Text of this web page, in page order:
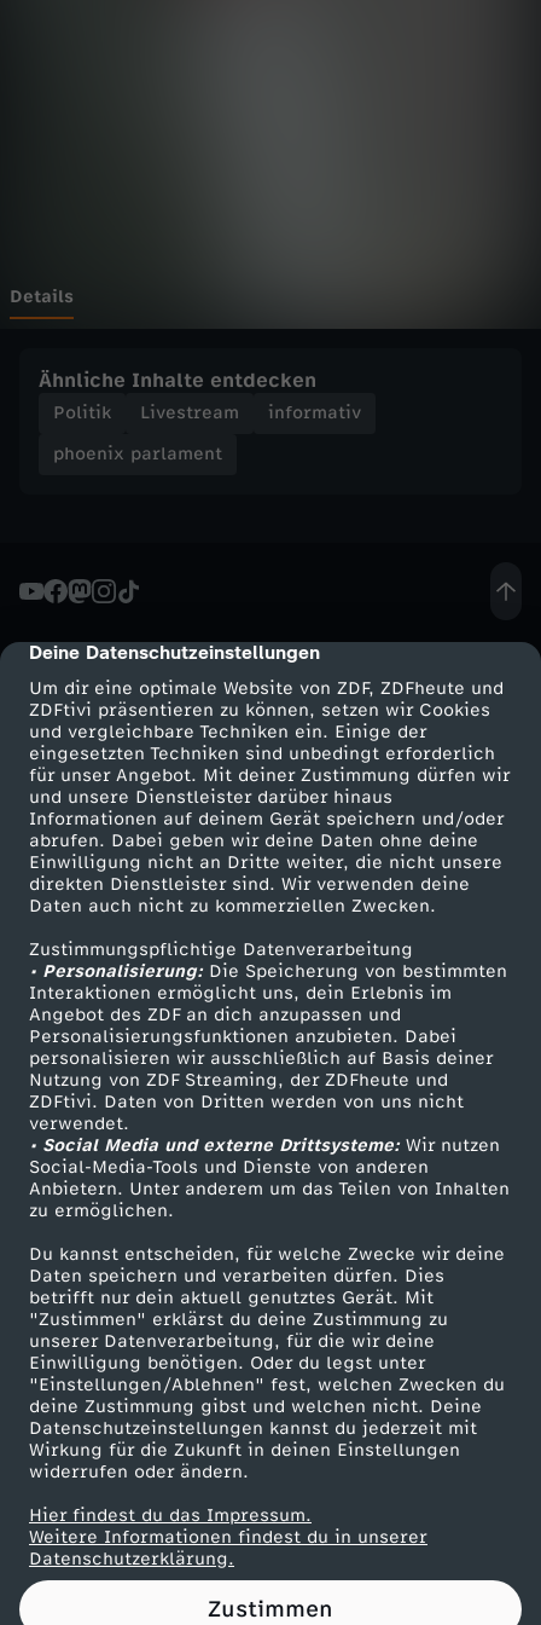
cmp-dialog-description
Deine Datenschutzeinstellungen
Um dir eine optimale Website von ZDF, ZDFheute und
ZDFtivi präsentieren zu können, setzen wir Cookies
und vergleichbare Techniken ein. Einige der
eingesetzten Techniken sind unbedingt erforderlich
für unser Angebot. Mit deiner Zustimmung dürfen wir
und unsere Dienstleister darüber hinaus
Informationen auf deinem Gerät speichern und/oder
abrufen. Dabei geben wir deine Daten ohne deine
Einwilligung nicht an Dritte weiter, die nicht unsere
direkten Dienstleister sind. Wir verwenden deine
Daten auch nicht zu kommerziellen Zwecken.
Zustimmungspflichtige Datenverarbeitung
• Personalisierung:Die Speicherung von bestimmten
Interaktionen ermöglicht uns, dein Erlebnis im
Angebot des ZDF an dich anzupassen und
Personalisierungsfunktionen anzubieten. Dabei
personalisieren wir ausschließlich auf Basis deiner
Nutzung von ZDF Streaming, der ZDFheute und
ZDFtivi. Daten von Dritten werden von uns nicht
verwendet.
• Social Media und externe Drittsysteme:Wir nutzen
Social-Media-Tools und Dienste von anderen
Anbietern. Unter anderem um das Teilen von Inhalten
zu ermöglichen.
Du kannst entscheiden, für welche Zwecke wir deine
Daten speichern und verarbeiten dürfen. Dies
betrifft nur dein aktuell genutztes Gerät. Mit
"Zustimmen" erklärst du deine Zustimmung zu
unserer Datenverarbeitung, für die wir deine
Einwilligung benötigen. Oder du legst unter
"Einstellungen/Ablehnen" fest, welchen Zwecken du
deine Zustimmung gibst und welchen nicht. Deine
Datenschutzeinstellungen kannst du jederzeit mit
Wirkung für die Zukunft in deinen Einstellungen
widerrufen oder ändern.
Hier findest du das Impressum.
Weitere Informationen findest du in unserer
Datenschutzerklärung.
Zustimmen
m
n
M
i
e
r
s
c
h
:
L
a
n
d
s
i
c
h
e
r
Details
Ähnliche Inhalte entdecken
Politik Livestream
informativ
phoenix parlament
Mehr ZDF
ZDF-Apps
Smart TV
ZDFtext
Livestreams
Sendungen A-Z
TV-Programm
Service
ZDFmitreden
Kontakt zum ZDF
Tickets
Zuschauerservice
Hilfe
ZDF Unternehmen
Karriere
ZDF goes Schule
Werbefernsehen
Mainzelmännchen
Partner